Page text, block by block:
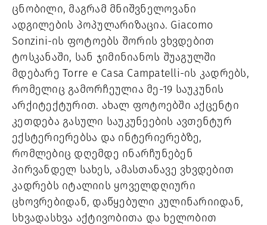
ცნობილი, მაგრამ მნიშვნელოვანი
ადგილების პოპულარიზაცია. Giacomo
Sonzini-ის ფოტოებს შორის ვხვდებით
ტოსკანაში, სან ჯიმინიანოს შუაგულში
მდებარე Torre e Casa Campatelli-ის კადრებს,
რომელიც გამორჩეულია მე-19 საუკუნის
არქიტექტურით. ახალ ფოტოებში აქცენტი
კეთდება გასული საუკუნეების ავთენტურ
ექსტერიერებსა და ინტერიერებზე,
რომლებიც დღემდე ინარჩუნებენ
პირვანდელ სახეს, ამასთანავე ვხვდებით
კადრებს იტალიის ყოველდღიური
ცხოვრებიდან, დაწყებული კულინარიიდან,
სხვადასხვა აქტივობითა და ხელობით